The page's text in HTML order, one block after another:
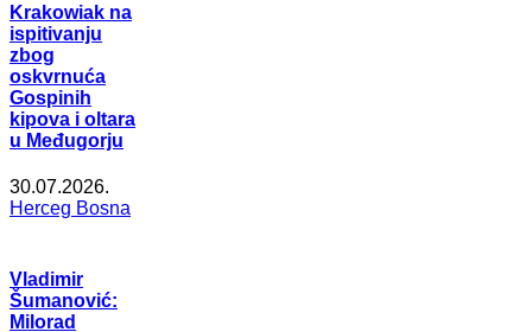
Krakowiak na
ispitivanju
zbog
oskvrnuća
Gospinih
kipova i oltara
u Međugorju
30.07.2026.
Herceg Bosna
Vladimir
Šumanović:
Milorad